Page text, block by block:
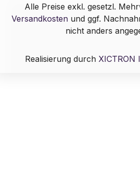
Alle Preise exkl. gesetzl.
Versandkostenund ggf.
nicht anders
Realisierung durch XICTRON